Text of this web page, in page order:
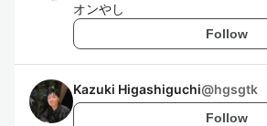
オンやし
Follow
Kazuki Higashiguchi@hgsgtk
Follow